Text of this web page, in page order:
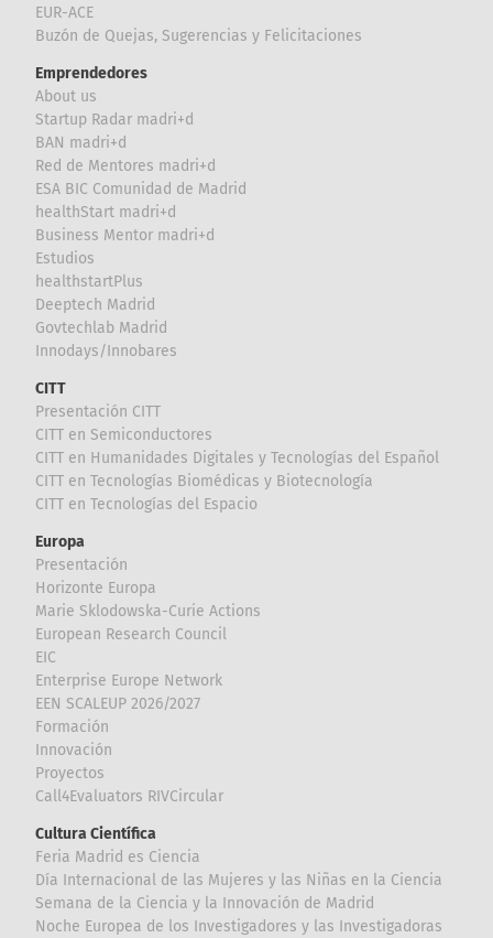
EUR-ACE
Buzón de Quejas, Sugerencias y Felicitaciones
Emprendedores
About us
Startup Radar madri+d
BAN madri+d
Red de Mentores madri+d
ESA BIC Comunidad de Madrid
healthStart madri+d
Business Mentor madri+d
Estudios
healthstartPlus
Deeptech Madrid
Govtechlab Madrid
Innodays/Innobares
CITT
Presentación CITT
CITT en Semiconductores
CITT en Humanidades Digitales y Tecnologías del Español
CITT en Tecnologías Biomédicas y Biotecnología
CITT en Tecnologías del Espacio
Europa
Presentación
Horizonte Europa
Marie Sklodowska-Curie Actions
European Research Council
EIC
Enterprise Europe Network
EEN SCALEUP 2026/2027
Formación
Innovación
Proyectos
Call4Evaluators RIVCircular
Cultura Científica
Feria Madrid es Ciencia
Día Internacional de las Mujeres y las Niñas en la Ciencia
Semana de la Ciencia y la Innovación de Madrid
Noche Europea de los Investigadores y las Investigadoras